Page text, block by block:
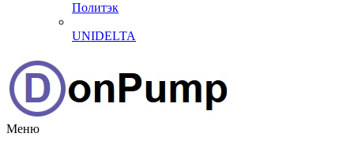
Политэк
UNIDELTA
Меню